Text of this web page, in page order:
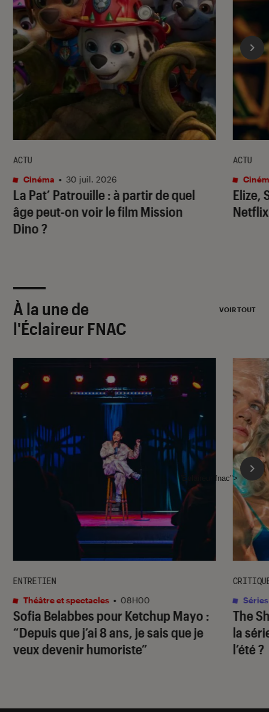
La Pat’ Patrouille: à partir de quel
âge peut-on voir le film Mission
Dino?
ACTU
Cinéma • 30 juil. 2026
Elize,
ACTU
À la une de
l'Éclaireur FNAC
VOIR TOUT
Sofia Belabbes pour Ketchup Mayo :
“Depuis que j’ai 8 ans, je sais que je
veux devenir humoriste”
ENTRETIEN
Théâtre et spectacles • 08H00
The
la
l’été ?
Séries
l'Éclaireur fnac">